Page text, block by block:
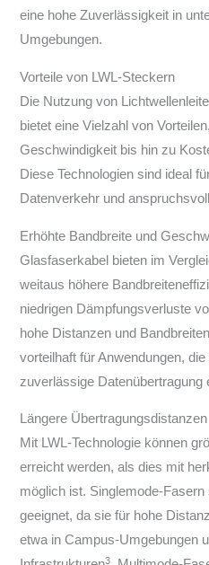
eine hohe Zuverlässigkeit in
Umgebungen.
Vorteile von LWL-Steckern
Die Nutzung von
bietet eine Vielzahl von
Geschwindigkeit bis hin zu
Diese Technologien sind ideal
Datenverkehr und
Erhöhte Bandbreite und
Glasfaserkabel bieten im
weitaus höhere
niedrigen Dämpfungsverluste
hohe Distanzen und
vorteilhaft für Anwendungen,
zuverlässige Datenübertragung
Längere Übertragungsdistanzen
Mit LWL-Technologie können
erreicht werden, als dies mit
möglich ist. Singlemode-
geeignet, da sie für hohe
etwa in Campus-Umgebungen
3